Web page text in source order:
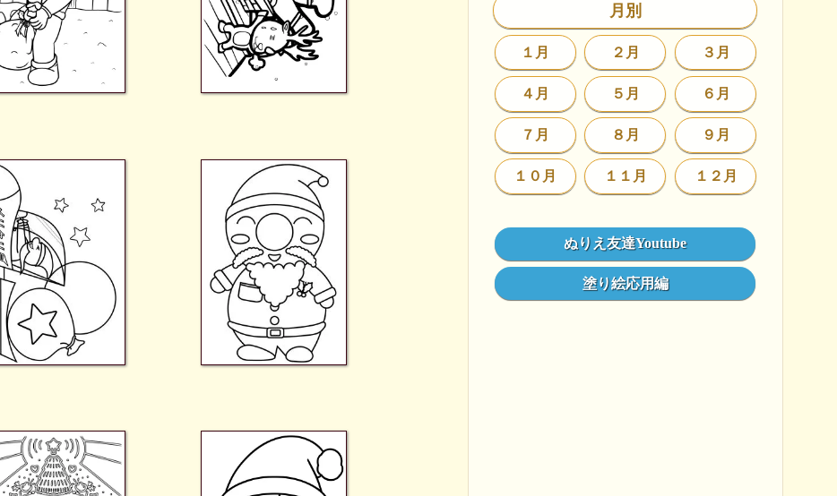
月別
１月 ２月 ３月
４月 ５月 ６月
７月 ８月 ９月
１０月 １１月 １２月
ぬりえ友達Youtube
塗り絵応用編